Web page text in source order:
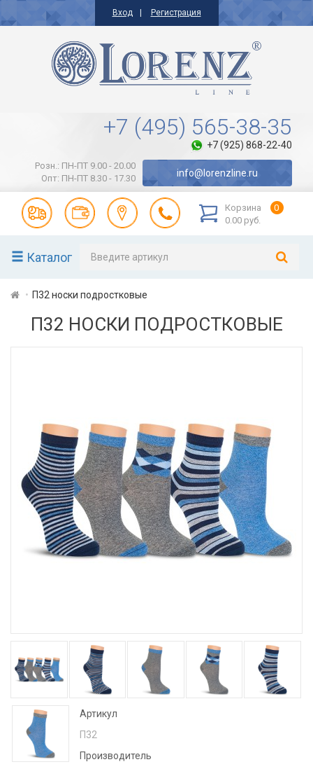
Вход Регистрация
+7 (495) 565-38-35
+7 (925) 868-22-40
Розн.: ПН-ПТ 9.00 - 20.00
Опт: ПН-ПТ 8.30 - 17.30
info@lorenzline.ru
Корзина
0
0.00 руб.
Каталог
П32 носки подростковые
П32 НОСКИ ПОДРОСТКОВЫЕ
Артикул
П32
Производитель